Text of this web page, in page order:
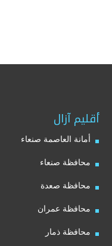
أقليم آزال
أمانة العاصمة صنعاء
محافظة صنعاء
محافظة صعدة
محافظة عمران
محافظة ذمار